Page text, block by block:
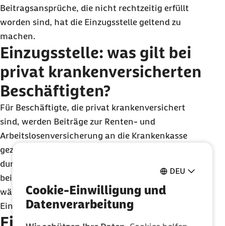
DEU
Cookie-Einwilligung und
Datenverarbeitung
Beitragsansprüche, die nicht rechtzeitig erfüllt
worden sind, hat die Einzugsstelle geltend zu
machen.
Einzugsstelle: was gilt bei
privat krankenversicherten
Beschäftigten?
Für Beschäftigte, die privat krankenversichert
sind, werden Beiträge zur Renten- und
Arbeitslosenversicherung an die Krankenkasse
gezahlt, bei der zuletzt eine Versicherung
durchgeführt wurde. Bestand keine Versicherung
bei einer Krankenkasse, hat der Betrieb eine
wählbare Krankenkasse als zuständige
Einzugsstelle zu bestimmen.